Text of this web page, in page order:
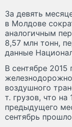
За девять
в Молдове
аналогичным
8,57 млн тонн,
данные
В сентябре 2015
воздушного
т. грузов, что на
предыдущего
сентябрь